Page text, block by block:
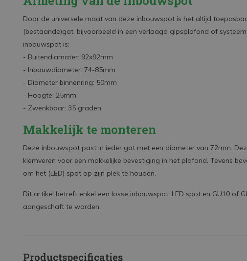
Door de universele maat van deze inbouwspot is het altijd
(bestaande)gat, bijvoorbeeld in een verlaagd gipsplafond of
inbouwspot is:
- Buitendiamater: 92x92mm
- Inbouwdiameter: 74-85mm
- Diameter binnenring: 50mm
- Hoogte: 25mm
- Zwenkbaar: 35 graden
Makkelijk te monteren
Deze inbouwspot past in ieder gat met een diameter van 72mm.
klemveren voor een makkelijke bevestiging in het plafond. Tevens
om het (LED) spot op zijn plek te houden.
Dit artikel betreft enkel een losse inbouwspot. LED spot en GU10 of
aangeschaft te worden.
Productspecificaties